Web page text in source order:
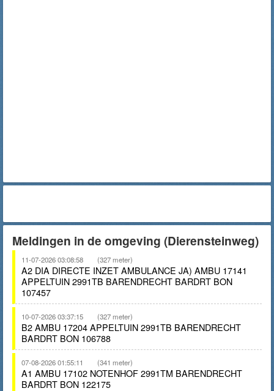
Meldingen in de omgeving (Dierensteinweg)
11-07-2026 03:08:58 (327 meter)
A2 DIA DIRECTE INZET AMBULANCE JA) AMBU 17141
APPELTUIN 2991TB BARENDRECHT BARDRT BON
107457
10-07-2026 03:37:15 (327 meter)
B2 AMBU 17204 APPELTUIN 2991TB BARENDRECHT
BARDRT BON 106788
07-08-2026 01:55:11 (341 meter)
A1 AMBU 17102 NOTENHOF 2991TM BARENDRECHT
BARDRT BON 122175